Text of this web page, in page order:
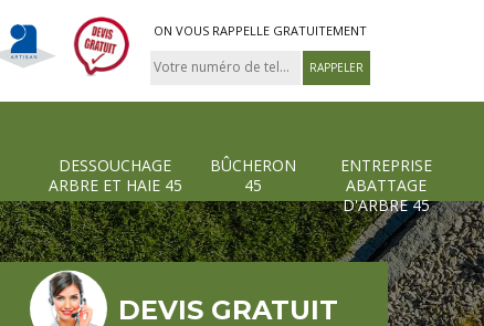
ON VOUS RAPPELLE GRATUITEMENT
DESSOUCHAGE
ARBRE ET HAIE 45
BÛCHERON
45
ENTREPRISE
ABATTAGE
D'ARBRE 45
DEVIS GRATUIT